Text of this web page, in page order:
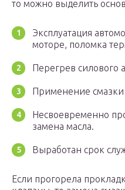
то можно выделить
Эксплуатация
моторе, поломка
Перегрев силового
Применение смазки
Несвоевременно
замена масла.
Выработан срок
Если прогорела